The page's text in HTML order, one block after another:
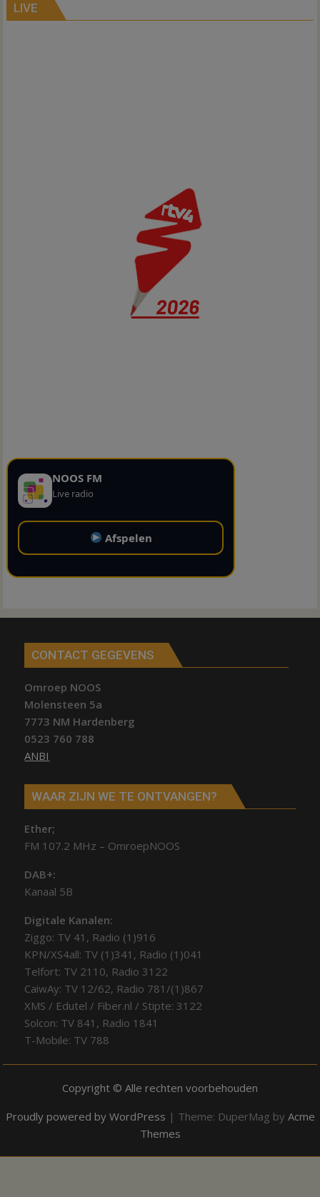
Hardenberg
LIVE
NOOS FM
Live radio
Afspelen
CONTACT GEGEVENS
Omroep NOOS
Molensteen 5a
7773 NM Hardenberg
0523 760 788
ANBI
WAAR ZIJN WE TE ONTVANGEN?
Ether;
FM 107.2 MHz – OmroepNOOS
DAB+:
Kanaal 5B
Digitale Kanalen:
Ziggo: TV 41, Radio (1)916
KPN/XS4all: TV (1)341, Radio (1)041
Telfort: TV 2110, Radio 3122
CaiwAy: TV 12/62, Radio 781/(1)867
XMS / Edutel / Fiber.nl / Stipte: 3122
Solcon: TV 841, Radio 1841
T-Mobile: TV 788
Copyright © Alle rechten voorbehouden
Proudly powered by WordPress | Theme: DuperMag by Acme
Themes